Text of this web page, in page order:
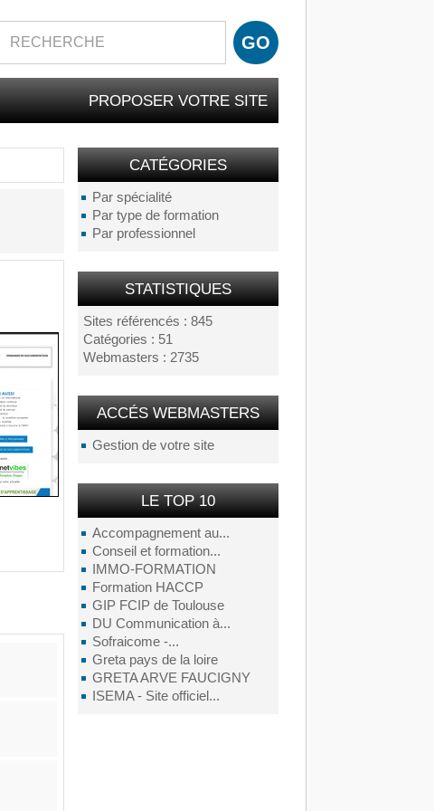
PROPOSER VOTRE SITE
CATÉGORIES
Par spécialité
Par type de formation
Par professionnel
STATISTIQUES
Sites référencés : 845
Catégories : 51
Webmasters : 2735
ACCÉS WEBMASTERS
Gestion de votre site
LE TOP 10
Accompagnement au...
Conseil et formation...
IMMO-FORMATION
Formation HACCP
GIP FCIP de Toulouse
DU Communication à...
Sofraicome -...
Greta pays de la loire
GRETA ARVE FAUCIGNY
ISEMA - Site officiel...